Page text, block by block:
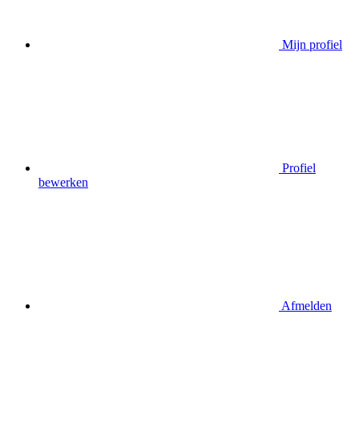
Mijn profiel
Profiel
bewerken
Afmelden